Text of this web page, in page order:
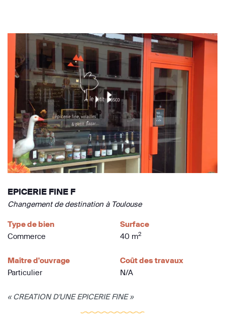
EPICERIE FINE F
Changement de destination à Toulouse
Type de bien
Commerce
Surface
40 m2
Maître d'ouvrage
Particulier
Coût des travaux
N/A
« CREATION D'UNE EPICERIE FINE »